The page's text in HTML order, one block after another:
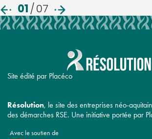
01/07
Site édité par Placéco
Résolution, le site des entreprises néo-
des démarches RSE. Une initiative portée par
Avec le soutien de